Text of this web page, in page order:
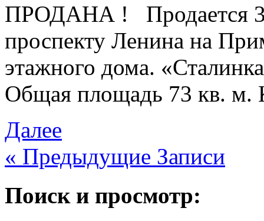
ПРОДАНА ! Продается 3
проспекту Ленина на
этажного дома.
Общая площадь 73 кв. м.
Далее
« Предыдущие Записи
Поиск и просмотр: